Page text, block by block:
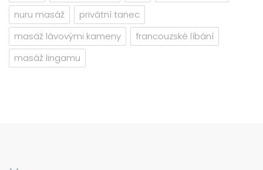
nuru masáž
privátní tanec
masáž lávovými kameny
francouzské líbání
masáž lingamu